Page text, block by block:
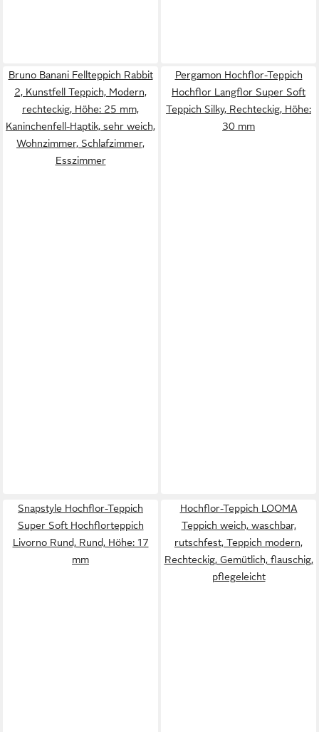
Bruno Banani Fellteppich Rabbit
2, Kunstfell Teppich, Modern,
rechteckig, Höhe: 25 mm,
Kaninchenfell-Haptik, sehr weich,
Wohnzimmer, Schlafzimmer,
Esszimmer
Pergamon Hochflor-Teppich
Hochflor Langflor Super Soft
Teppich Silky, Rechteckig, Höhe:
30 mm
Snapstyle Hochflor-Teppich
Super Soft Hochflorteppich
Livorno Rund, Rund, Höhe: 17
mm
Hochflor-Teppich LOOMA
Teppich weich, waschbar,
rutschfest, Teppich modern,
Rechteckig, Gemütlich, flauschig,
pflegeleicht